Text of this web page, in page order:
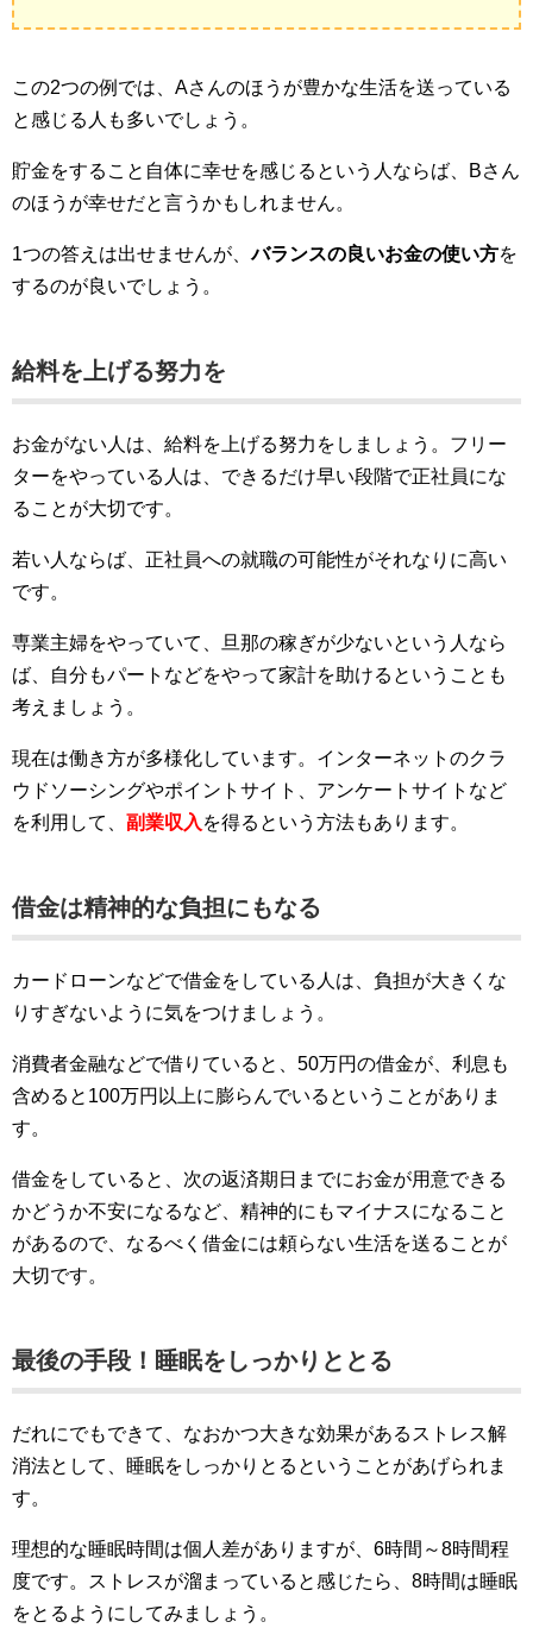
この2つの例では、Aさんのほうが豊かな生活を送っている
と感じる人も多いでしょう。
貯金をすること自体に幸せを感じるという人ならば、Bさん
のほうが幸せだと言うかもしれません。
1つの答えは出せませんが、バランスの良いお金の使い方を
するのが良いでしょう。
給料を上げる努力を
お金がない人は、給料を上げる努力をしましょう。フリー
ターをやっている人は、できるだけ早い段階で正社員にな
ることが大切です。
若い人ならば、正社員への就職の可能性がそれなりに高い
です。
専業主婦をやっていて、旦那の稼ぎが少ないという人なら
ば、自分もパートなどをやって家計を助けるということも
考えましょう。
現在は働き方が多様化しています。インターネットのクラ
ウドソーシングやポイントサイト、アンケートサイトなど
を利用して、 副業収入 を得るという方法もあります。
借金は精神的な負担にもなる
カードローンなどで借金をしている人は、負担が大きくな
りすぎないように気をつけましょう。
消費者金融などで借りていると、50万円の借金が、利息も
含めると100万円以上に膨らんでいるということがありま
す。
借金をしていると、次の返済期日までにお金が用意できる
かどうか不安になるなど、精神的にもマイナスになること
があるので、なるべく借金には頼らない生活を送ることが
大切です。
最後の手段！睡眠をしっかりととる
だれにでもできて、なおかつ大きな効果があるストレス解
消法として、睡眠をしっかりとるということがあげられま
す。
理想的な睡眠時間は個人差がありますが、6時間～8時間程
度です。ストレスが溜まっていると感じたら、8時間は睡眠
をとるようにしてみましょう。